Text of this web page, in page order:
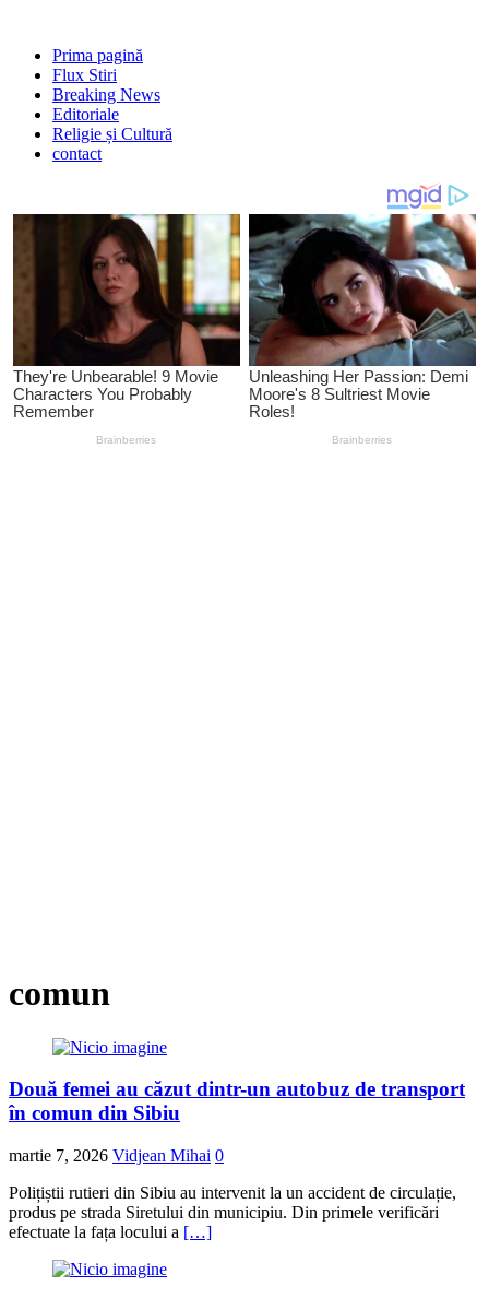
Prima pagină
Flux Stiri
Breaking News
Editoriale
Religie și Cultură
contact
comun
Două femei au căzut dintr-un autobuz de transport
în comun din Sibiu
martie 7, 2026 Vidjean Mihai 0
Polițiștii rutieri din Sibiu au intervenit la un accident de circulație,
produs pe strada Siretului din municipiu. Din primele verificări
efectuate la fața locului a […]